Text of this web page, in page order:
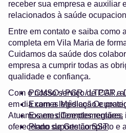
receber sua empresa e auxiliar
relacionados à saúde
Entre em contato e saiba como
completa em Vila Maria de
Cuidamos da saúde dos
empresa a cumprir todas as
qualidade e confiança.
PCMSO / PGR / LTCAT e
Exames Médicos
Exames Complementares
Plano de Gestão SST
Com o nosso serviço de PGR,
em dia com a legislação e
Atuamos em diferentes
oferecendo suporte completo e